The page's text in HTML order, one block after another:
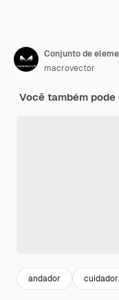
macrovector
Você também
andador cuidador